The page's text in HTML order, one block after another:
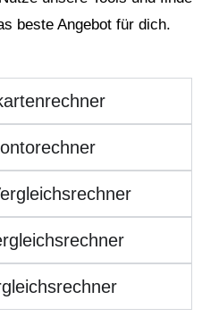
beste Angebot für dich.